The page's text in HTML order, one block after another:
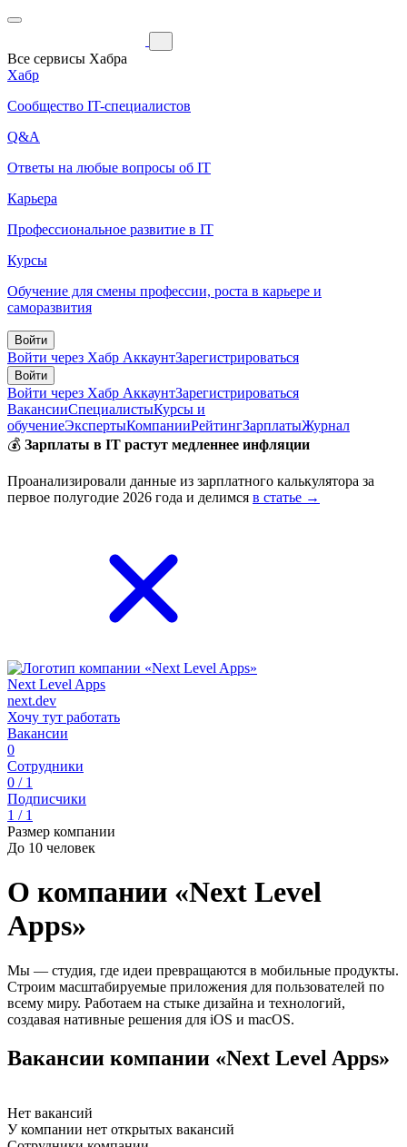
Все сервисы Хабра
Хабр
Сообщество IT-специалистов
Q&A
Ответы на любые вопросы об IT
Карьера
Профессиональное развитие в IT
Курсы
Обучение для смены профессии, роста в карьере и
саморазвития
Войти
Войти через Хабр АккаунтЗарегистрироваться
Войти
Войти через Хабр АккаунтЗарегистрироваться
ВакансииСпециалистыКурсы и
обучениеЭкспертыКомпанииРейтингЗарплатыЖурнал
💰 Зарплаты в IT растут медленнее инфляции
Проанализировали данные из зарплатного калькулятора за
первое полугодие 2026 года и делимся в статье →
Next Level Apps
next.dev
Хочу тут работать
Вакансии
0
Сотрудники
0 / 1
Подписчики
1 / 1
Размер компании
До 10 человек
О компании «Next Level
Apps»
Мы — студия, где идеи превращаются в мобильные продукты.
Строим масштабируемые приложения для пользователей по
всему миру. Работаем на стыке дизайна и технологий,
создавая нативные решения для iOS и macOS.
Вакансии компании «Next Level Apps»
Нет вакансий
У компании нет открытых вакансий